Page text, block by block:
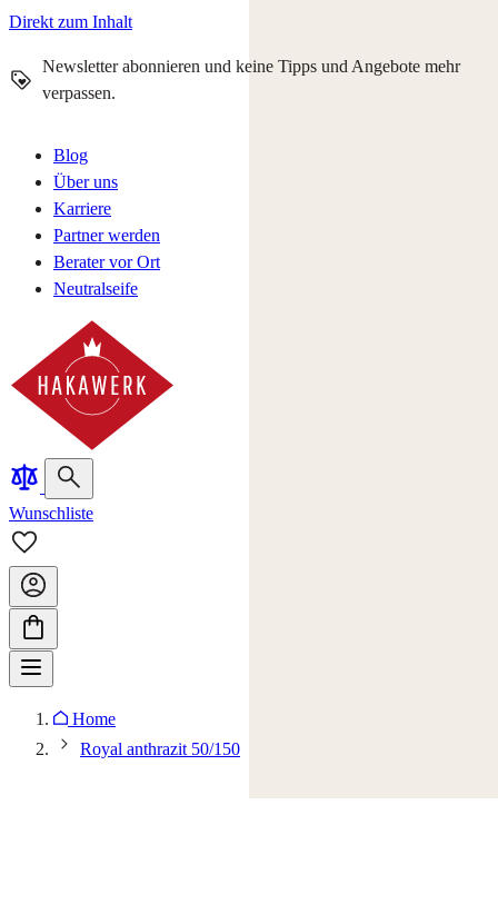
Direkt zum Inhalt
Newsletter abonnieren und keine Tipps und Angebote mehr
verpassen.
Blog
Über uns
Karriere
Partner werden
Berater vor Ort
Neutralseife
Wunschliste
Home
Royal anthrazit 50/150